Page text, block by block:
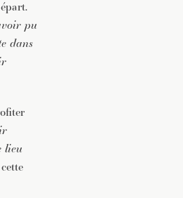
pu
dans
lieu